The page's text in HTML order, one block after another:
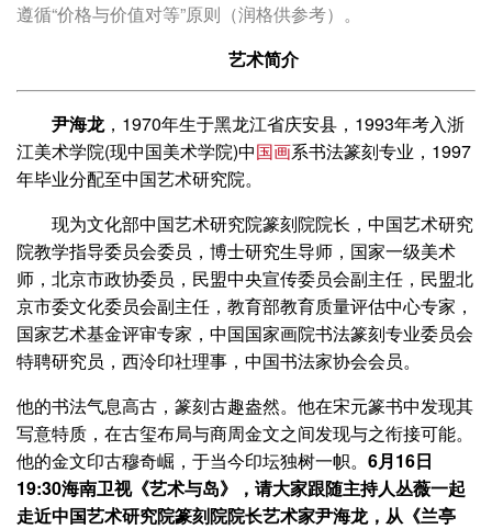
遵循“价格与价值对等”原则（润格供参考）。
艺术简介
尹海龙，1970年生于黑龙江省庆安县，1993年考入浙
江美术学院(现中国美术学院)中国画系书法篆刻专业，1997
年毕业分配至中国艺术研究院。
现为文化部中国艺术研究院篆刻院院长，中国艺术研究
院教学指导委员会委员，博士研究生导师，国家一级美术
师，北京市政协委员，民盟中央宣传委员会副主任，民盟北
京市委文化委员会副主任，教育部教育质量评估中心专家，
国家艺术基金评审专家，中国国家画院书法篆刻专业委员会
特聘研究员，西泠印社理事，中国书法家协会会员。
他的书法气息高古，篆刻古趣盎然。他在宋元篆书中发现其
写意特质，在古玺布局与商周金文之间发现与之衔接可能。
他的金文印古穆奇崛，于当今印坛独树一帜。 6月16日
19:30海南卫视《艺术与岛》，请大家跟随主持人丛薇一起
走近中国艺术研究院篆刻院院长艺术家尹海龙，从《兰亭